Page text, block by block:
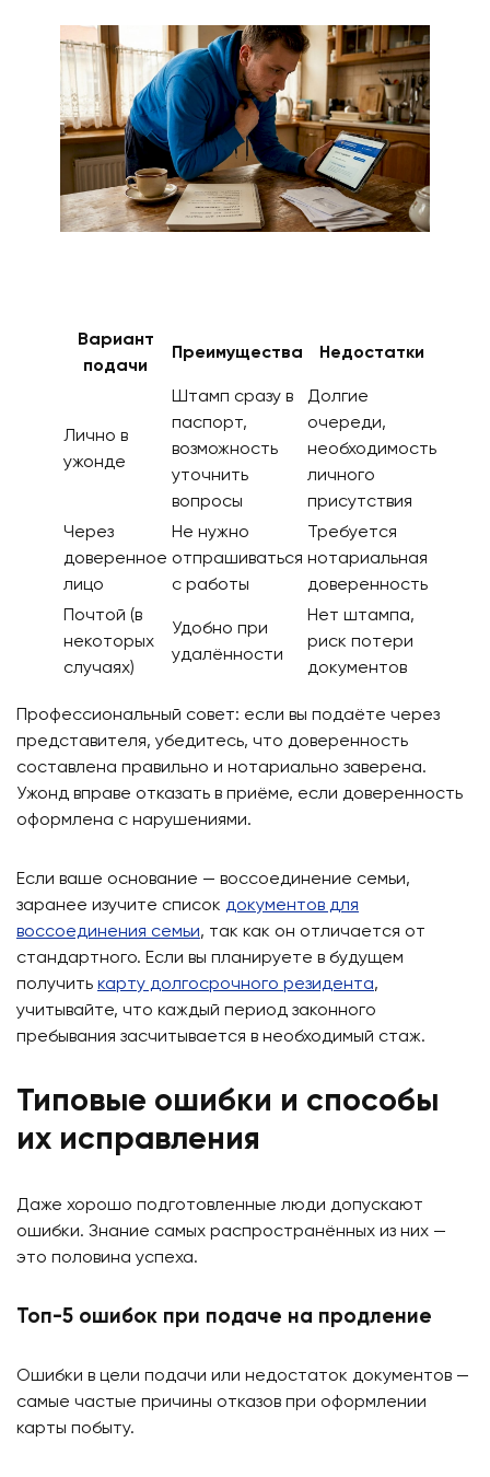
Вариант
подачи
Преимущества Недостатки
Лично в
ужонде
Штамп сразу в
паспорт,
возможность
уточнить
вопросы
Долгие
очереди,
необходимость
личного
присутствия
Через
доверенное
лицо
Не нужно
отпрашиваться
с работы
Требуется
нотариальная
доверенность
Почтой (в
некоторых
случаях)
Удобно при
удалённости
Нет штампа,
риск потери
документов
Профессиональный совет: если вы подаёте через
представителя, убедитесь, что доверенность
составлена правильно и нотариально заверена.
Ужонд вправе отказать в приёме, если доверенность
оформлена с нарушениями.
Если ваше основание — воссоединение семьи,
заранее изучите список документов для
воссоединения семьи, так как он отличается от
стандартного. Если вы планируете в будущем
получить карту долгосрочного резидента,
учитывайте, что каждый период законного
пребывания засчитывается в необходимый стаж.
Типовые ошибки и способы
их исправления
Даже хорошо подготовленные люди допускают
ошибки. Знание самых распространённых из них —
это половина успеха.
Топ-5 ошибок при подаче на продление
Ошибки в цели подачи или недостаток документов —
самые частые причины отказов при оформлении
карты побыту.